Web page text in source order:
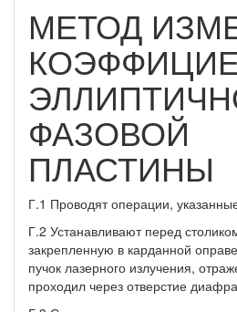
МЕТОД
ФАЗОВОЙ
ПЛАСТИНЫ
Г.1 Проводят операции,
Г.2 Устанавливают перед
закрепленную в карданной
пучок лазерного излучения,
проходил через отверстие